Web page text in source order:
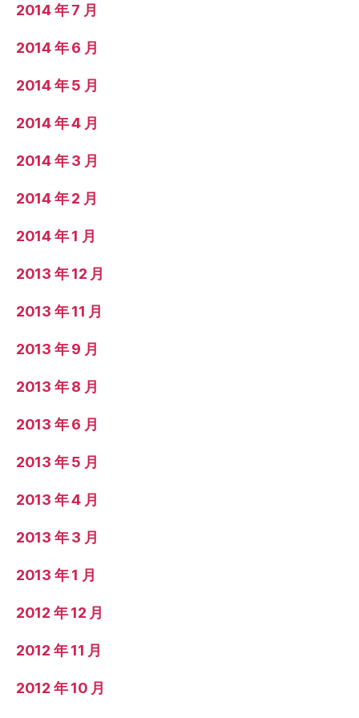
2014 年 7 月
2014 年 6 月
2014 年 5 月
2014 年 4 月
2014 年 3 月
2014 年 2 月
2014 年 1 月
2013 年 12 月
2013 年 11 月
2013 年 9 月
2013 年 8 月
2013 年 6 月
2013 年 5 月
2013 年 4 月
2013 年 3 月
2013 年 1 月
2012 年 12 月
2012 年 11 月
2012 年 10 月